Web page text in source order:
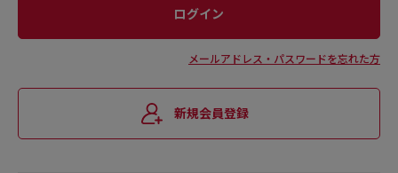
メールアドレス・パスワードを忘れた方
新規会員登録